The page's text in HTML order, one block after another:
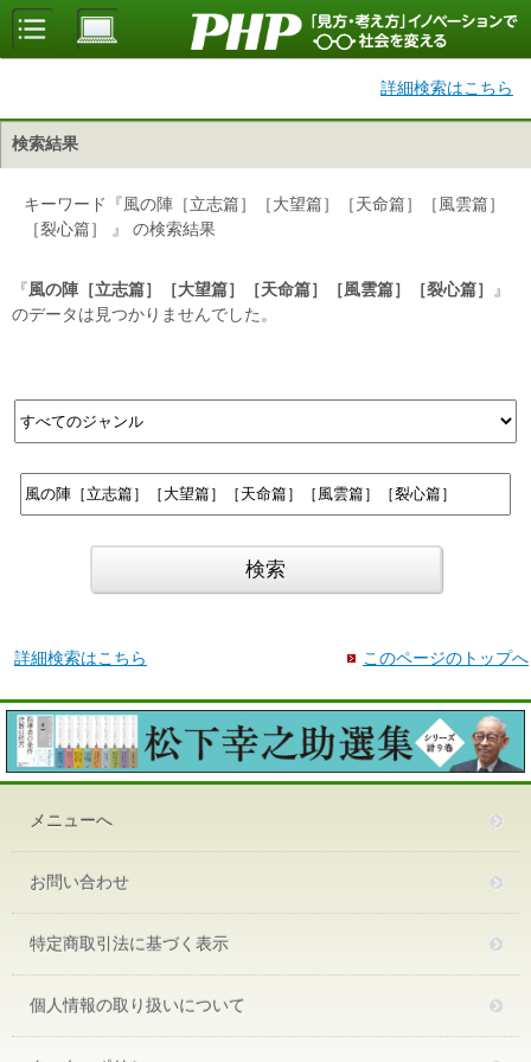
詳細検索はこちら
検索結果
キーワード『風の陣［立志篇］［大望篇］［天命篇］［風雲篇］
［裂心篇］ 』 の検索結果
『風の陣［立志篇］［大望篇］［天命篇］［風雲篇］［裂心篇］
』
のデータは見つかりませんでした。
詳細検索はこちら このページのトップへ
メニューへ
お問い合わせ
特定商取引法に基づく表示
個人情報の取り扱いについて